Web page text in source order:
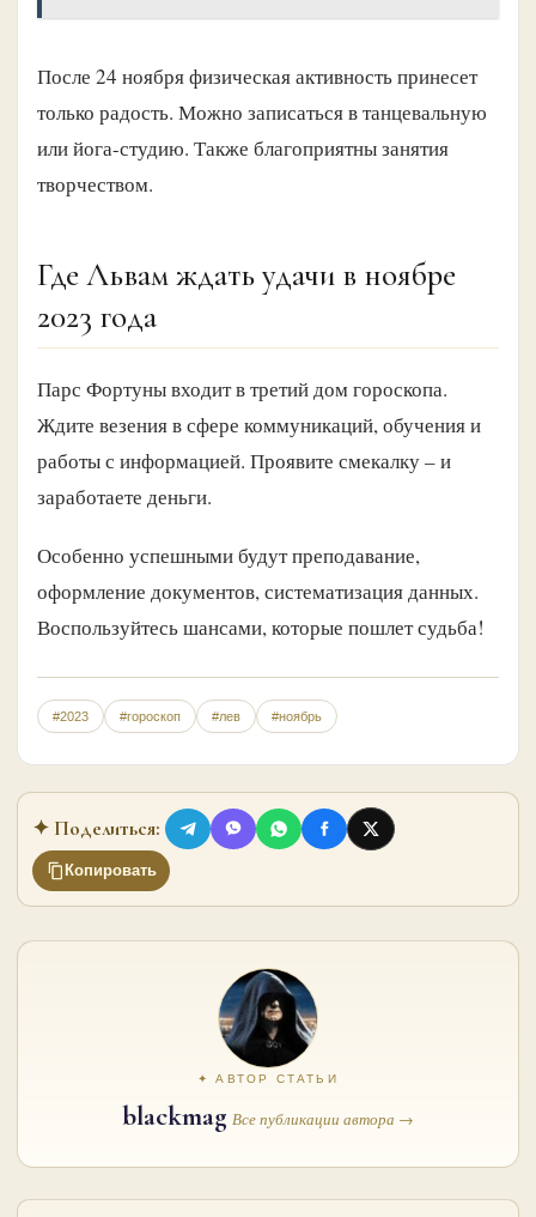
После 24 ноября физическая активность принесет
только радость. Можно записаться в танцевальную
или йога-студию. Также благоприятны занятия
творчеством.
Где Львам ждать удачи в ноябре
2023 года
Парс Фортуны входит в третий дом гороскопа.
Ждите везения в сфере коммуникаций, обучения и
работы с информацией. Проявите смекалку – и
заработаете деньги.
Особенно успешными будут преподавание,
оформление документов, систематизация данных.
Воспользуйтесь шансами, которые пошлет судьба!
#2023 #гороскоп #лев #ноябрь
✦ Поделиться:
Копировать
✦ АВТОР СТАТЬИ
blackmag Все публикации автора →